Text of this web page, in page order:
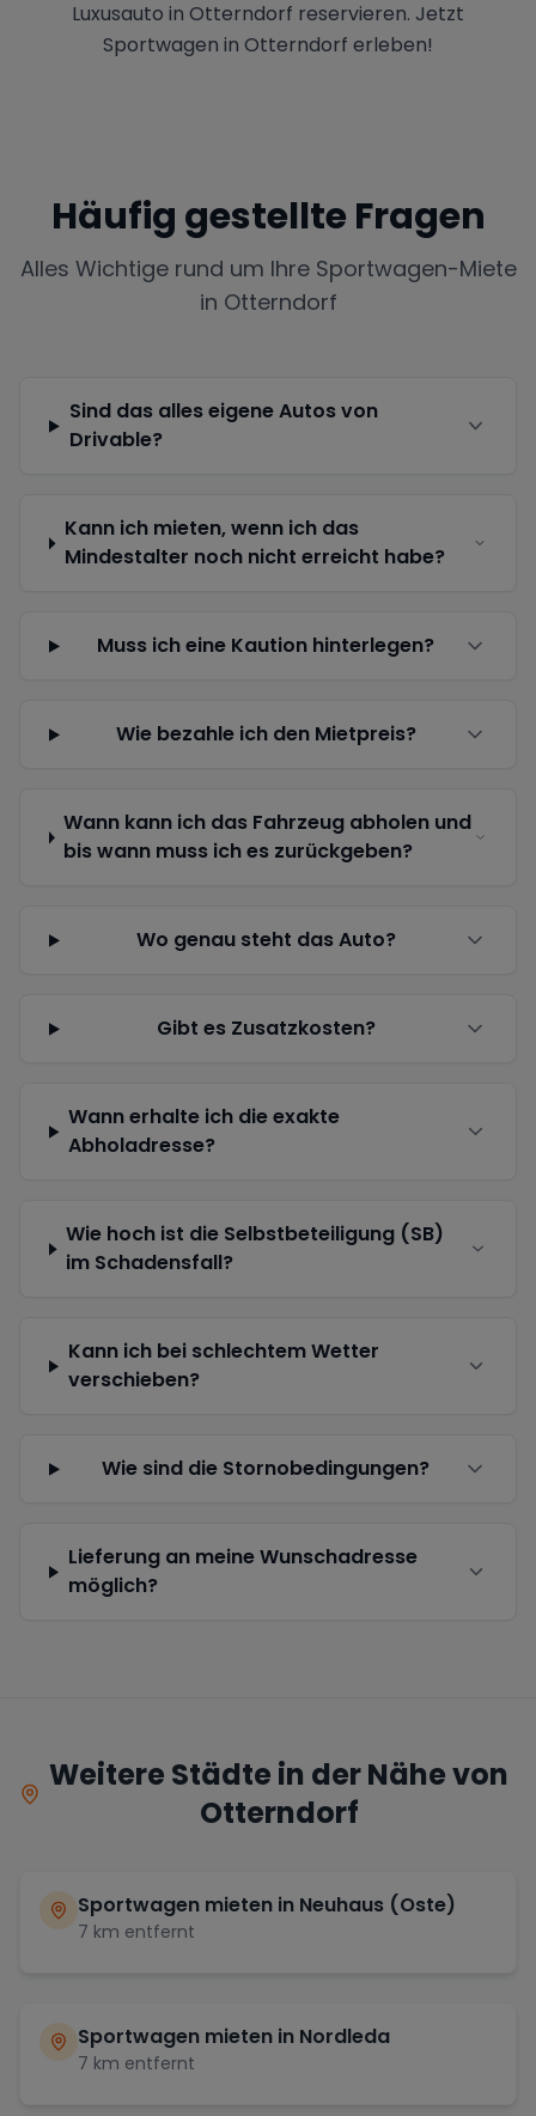
Luxusauto in Otterndorf reservieren. Jetzt
Sportwagen in Otterndorf erleben!
Häufig gestellte Fragen
Alles Wichtige rund um Ihre Sportwagen-Miete
in Otterndorf
Sind das alles eigene Autos von
Drivable?
Kann ich mieten, wenn ich das
Mindestalter noch nicht erreicht habe?
Muss ich eine Kaution hinterlegen?
Wie bezahle ich den Mietpreis?
Wann kann ich das Fahrzeug abholen und
bis wann muss ich es zurückgeben?
Wo genau steht das Auto?
Gibt es Zusatzkosten?
Wann erhalte ich die exakte
Abholadresse?
Wie hoch ist die Selbstbeteiligung (SB)
im Schadensfall?
Kann ich bei schlechtem Wetter
verschieben?
Wie sind die Stornobedingungen?
Lieferung an meine Wunschadresse
möglich?
Weitere Städte in der Nähe von
Otterndorf
Sportwagen mieten in Neuhaus (Oste)
7 km entfernt
Sportwagen mieten in Nordleda
7 km entfernt